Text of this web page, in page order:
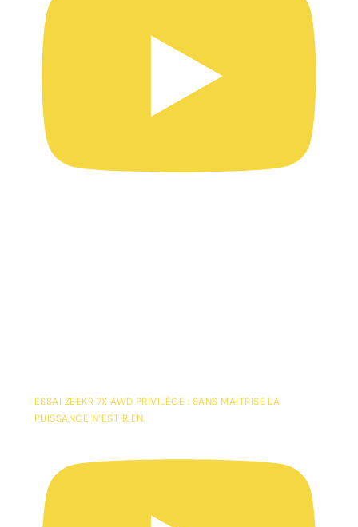
ESSAI ZEEKR 7X AWD PRIVILÈGE : SANS MAITRISE LA
PUISSANCE N’EST RIEN.